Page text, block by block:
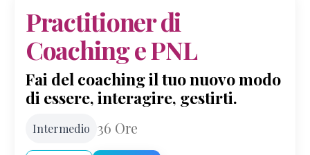
Orientamento
teorico
della
scuola
Reputazione
del
Libri
di
Practitioner di
Coaching e PNL
Fai del coaching il tuo nuovo modo
di essere, interagire, gestirti.
Intermedio 36 Ore